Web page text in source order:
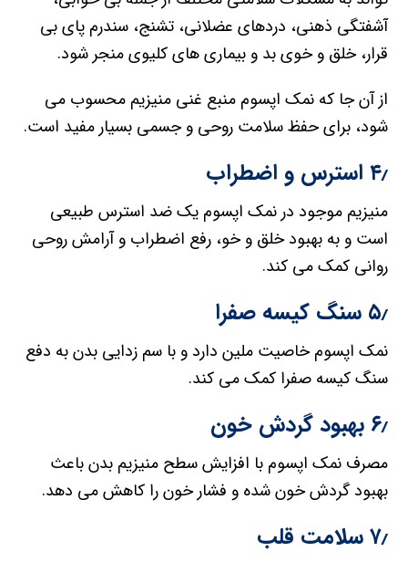
آشفتگی ذهنی، دردهای عضلانی، تشنج، سندرم پای بی
قرار، خلق و خوی بد و بیماری های کلیوی منجر شود.
از آن جا که نمک اپسوم منبع غنی منیزیم محسوب می
شود، برای حفظ سلامت روحی و جسمی بسیار مفید است.
۴٫ استرس و اضطراب
منیزیم موجود در نمک اپسوم یک ضد استرس طبیعی
است و به بهبود خلق و خو، رفع اضطراب و آرامش روحی
روانی کمک می کند.
۵٫ سنگ کیسه صفرا
نمک اپسوم خاصیت ملین دارد و با سم زدایی بدن به دفع
سنگ کیسه صفرا کمک می کند.
۶٫ بهبود گردش خون
مصرف نمک اپسوم با افزایش سطح منیزیم بدن باعث
بهبود گردش خون شده و فشار خون را کاهش می دهد.
۷٫ سلامت قلب